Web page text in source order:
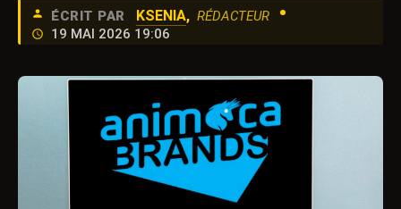
ÉCRIT PAR KSENIA, RÉDACTEUR •
19 MAI 2026 19:06